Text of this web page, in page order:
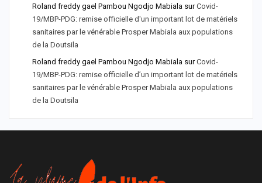
Roland freddy gael Pambou Ngodjo Mabiala surCovid-
19/MBP-PDG: remise officielle d'un important lot de matériels
sanitaires par le vénérable Prosper Mabiala aux populations
de la Doutsila
Roland freddy gael Pambou Ngodjo Mabiala surCovid-
19/MBP-PDG: remise officielle d’un important lot de matériels
sanitaires par le vénérable Prosper Mabiala aux populations
de la Doutsila